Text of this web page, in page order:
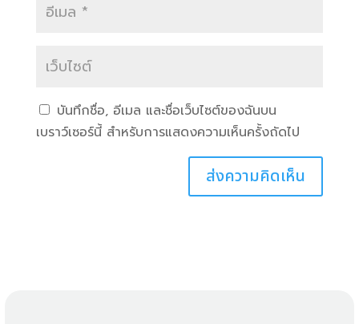
บันทึกชื่อ, อีเมล และชื่อเว็บไซต์ของฉันบน
เบราว์เซอร์นี้ สำหรับการแสดงความเห็นครั้งถัดไป